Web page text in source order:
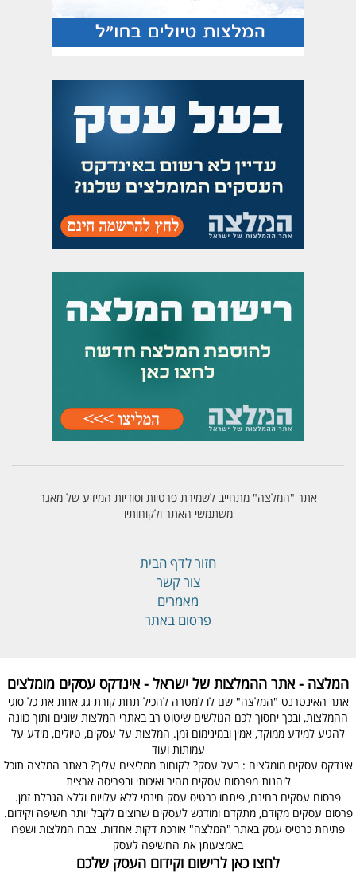
אתר "המלצה" מתחייב לשמירת פרטיות וסודיות המידע של מאגר
משתמשי האתר ולקוחותיו
חזור לדף הבית
צור קשר
מאמרים
פרסום באתר
המלצה - אתר ההמלצות של ישראל - אינדקס עסקים מומלצים
אתר האינטרנט "המלצה" שם לו למטרה להכיל תחת קורת גג אחת את כל סוגי
ההמלצות, ובכך יחסוך לכם הגולשים שיטוט רב באתרי המלצות שונים ותוך כוונה
להגיע למידע ממוקד, אמין ובמינימום זמן. המלצות על עסקים, טיולים, מידע על
עמותות ועוד
אינדקס עסקים מומלצים : בעל עסק? לקוחות ממליצים עליך? באתר המלצה תוכל
ליהנות מפרסום עסקים מהיר ואיכותי ובפריסה ארצית
פרסום עסקים בחינם, פיתחו כרטיס עסק חינמי ללא עלויות וללא הגבלת זמן.
פרסום עסקים מקודם, מתקדם ומודגש לעסקים שרוצים לקבל יותר חשיפה וקידום.
פתיחת כרטיס עסק באתר "המלצה" אורכת דקות אחדות. צברו המלצות ושפרו
באמצעותן את החשיפה לעסק
לחצו כאן לרישום וקידום העסק שלכם